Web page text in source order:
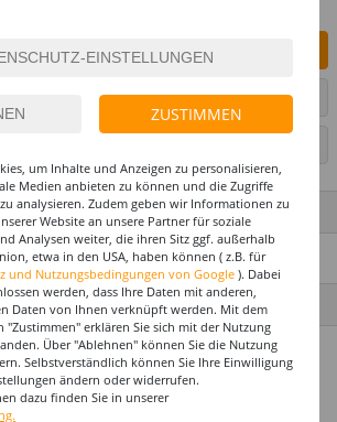
IN DEN WARENKORB
AUF WUNSCHLISTE SETZEN
DETAILS
heute modern: Hemden und T-Shirts, die
um den Kopf und Fransen.
gibt es jetzt auch Ohrringe mit langen
Ohrhaken erfordern Löcher in Ihren
ZUSTIMMEN
um Inhalte und Anzeigen zu personalisieren,
Medien anbieten zu können und die Zugriffe
analysieren. Zudem geben wir Informationen zu
Website an unsere Partner für soziale
Analysen weiter, die ihren Sitz ggf. außerhalb
etwa in den USA, haben können ( z.B. für
und Nutzungsbedingungen von Google ). Dabei
werden, dass Ihre Daten mit anderen,
Daten von Ihnen verknüpft werden. Mit dem
"Zustimmen" erklären Sie sich mit der Nutzung
Über "Ablehnen" können Sie die Nutzung
Selbstverständlich können Sie Ihre Einwilligung
ändern oder widerrufen.
dazu finden Sie in unserer